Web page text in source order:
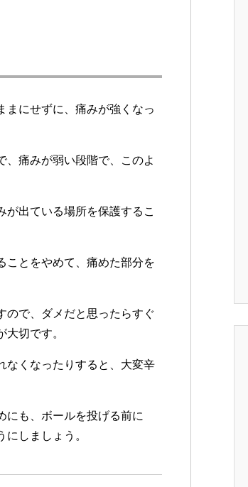
まにせずに、痛みが強くなっ
、痛みが弱い段階で、このよ
が出ている場所を保護するこ
ことをやめて、痛めた部分を
ので、ダメだと思ったらすぐ
切です。
なくなったりすると、大変辛
にも、ボールを投げる前に
しましょう。